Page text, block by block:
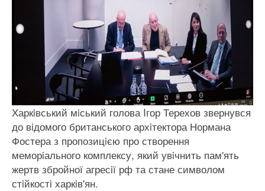
Харкiвський мiський голова Iгор Терехов звернувся
до вiдомого британського архiтектора Нормана
Фостера з пропозицiєю про створення
меморiального комплексу, який увiчнить пам'ять
жертв збройної агресiї рф та стане символом
стiйкостi харкiв'ян.